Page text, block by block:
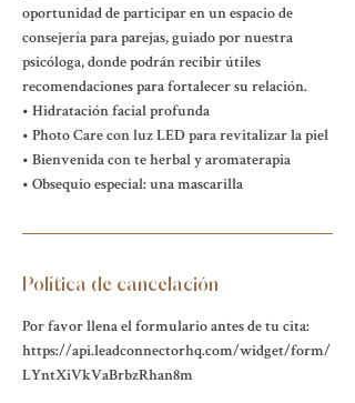
oportunidad de participar en un espacio de
consejería para parejas, guiado por nuestra
psicóloga, donde podrán recibir útiles
recomendaciones para fortalecer su relación.
• Hidratación facial profunda
• Photo Care con luz LED para revitalizar la piel
• Bienvenida con te herbal y aromaterapia
• Obsequio especial: una mascarilla
Política de cancelación
Por favor llena el formulario antes de tu cita:
https://api.leadconnectorhq.com/widget/form/
LYntXiVkVaBrbzRhan8m